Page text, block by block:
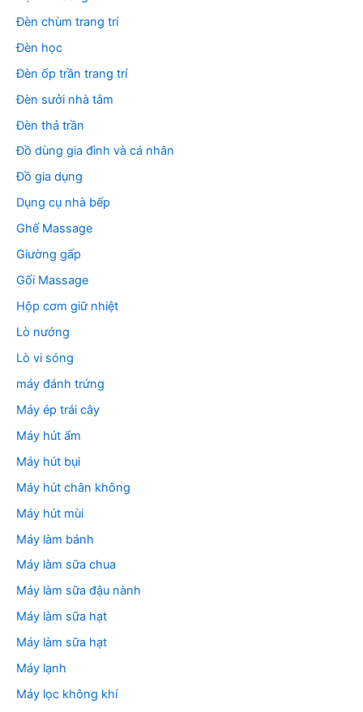
Đèn chùm trang trí
Đèn học
Đèn ốp trần trang trí
Đèn sưởi nhà tắm
Đèn thả trần
Đồ dùng gia đình và cá nhân
Đồ gia dụng
Dụng cụ nhà bếp
Ghế Massage
Giường gấp
Gối Massage
Hộp cơm giữ nhiệt
Lò nướng
Lò vi sóng
máy đánh trứng
Máy ép trái cây
Máy hút ẩm
Máy hút bụi
Máy hút chân không
Máy hút mùi
Máy làm bánh
Máy làm sữa chua
Máy làm sữa đậu nành
Máy làm sữa hạt
Máy làm sữa hạt
Máy lạnh
Máy lọc không khí